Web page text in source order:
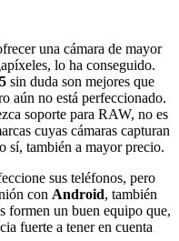
una cámara de mayor
lo ha conseguido.
sin duda son mejores que
aún no está perfeccionado.
soporte para RAW, no es
cuyas cámaras capturan
sí, también a mayor precio.
sus teléfonos, pero
con Android, también
formen un buen equipo que,
fuerte a tener en cuenta